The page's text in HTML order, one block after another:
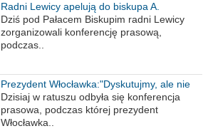
Radni Lewicy apelują do biskupa A.
Wiesława Meringa
Dziś pod Pałacem Biskupim radni Lewicy
zorganizowali konferencję prasową,
podczas..
Prezydent Włocławka:"Dyskutujmy, ale nie
obrażajmy się”
Dzisiaj w ratuszu odbyła się konferencja
prasowa, podczas której prezydent
Włocławka..